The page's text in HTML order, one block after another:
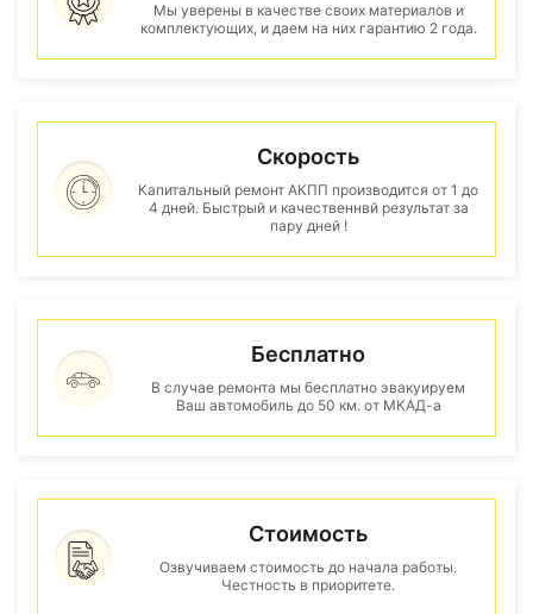
Мы уверены в качестве своих материалов и
комплектующих, и даем на них гарантию 2 года.
Скорость
Капитальный ремонт АКПП производится от 1 до
4 дней. Быстрый и качественнвй результат за
пару дней !
Бесплатно
В случае ремонта мы бесплатно эвакуируем
Ваш автомобиль до 50 км. от МКАД-а
Стоимость
Озвучиваем стоимость до начала работы.
Честность в приоритете.